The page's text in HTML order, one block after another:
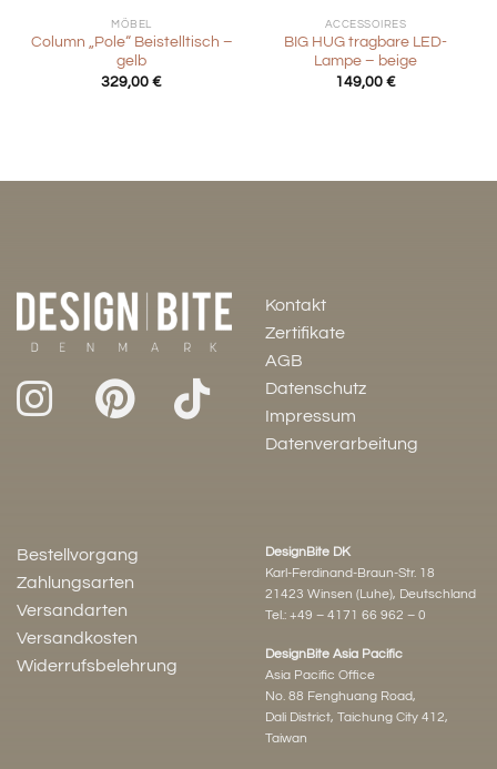
MÖBEL
Column „Pole“ Beistelltisch –
gelb
329,00 €
ACCESSOIRES
BIG HUG tragbare LED-
Lampe – beige
149,00 €
Kontakt
Zertifikate
AGB
Datenschutz
Impressum
Datenverarbeitung
Bestellvorgang
Zahlungsarten
Versandarten
Versandkosten
Widerrufsbelehrung
DesignBite DK
Karl-Ferdinand-Braun-Str. 18
21423 Winsen (Luhe), Deutschland
Tel.: +49 – 4171 66 962 – 0
DesignBite Asia Pacific
Asia Pacific Office
No. 88 Fenghuang Road,
Dali District, Taichung City 412,
Taiwan